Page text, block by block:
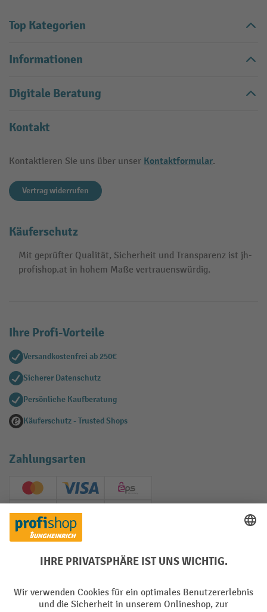
Top Kategorien
Informationen
Digitale Beratung
Kontakt
Kontaktieren Sie uns über unser Kontaktformular.
Vertrag widerrufen
Käuferschutz
Mit geprüfter Qualität, Sicherheit und Transparenz ist jh-
profishop.at in hohem Maße vertrauenswürdig.
Ihre Profi-Vorteile
Versandkostenfrei ab 250€
Sicherer Datenschutz
Persönliche Kaufberatung
Käuferschutz - Trusted Shops
Zahlungsarten
Creditcard (Master)Creditcard (Visa)
EPS
PayPal
Soziale Netzwerke